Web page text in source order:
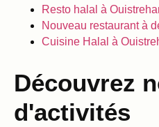
Resto halal à
Nouveau restaurant à
Cuisine Halal à
Découvrez
d'activités